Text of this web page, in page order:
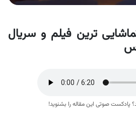
ترین فیلم و سریال
پادکست صوتی این مقاله را بشنوید!